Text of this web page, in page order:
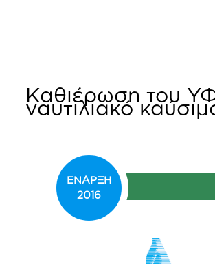
Καθιέρωση του
ναυτιλιακό
ΕΝΑΡΞΗ
2016